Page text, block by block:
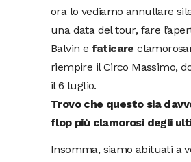
ora lo vediamo annullare
una data del tour, fare
Balvin e faticare
riempire il Circo Massimo,
il 6 luglio.
Trovo che questo sia
flop più clamorosi degli
Insomma, siamo abituati a